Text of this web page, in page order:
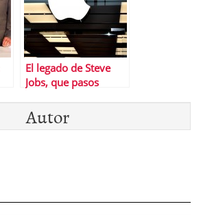
El legado de Steve
Jobs, que pasos
Autor